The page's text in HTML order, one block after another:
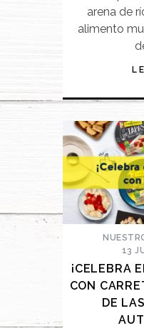
arena de
alimento
13
¡CELEBRA
CON
DE